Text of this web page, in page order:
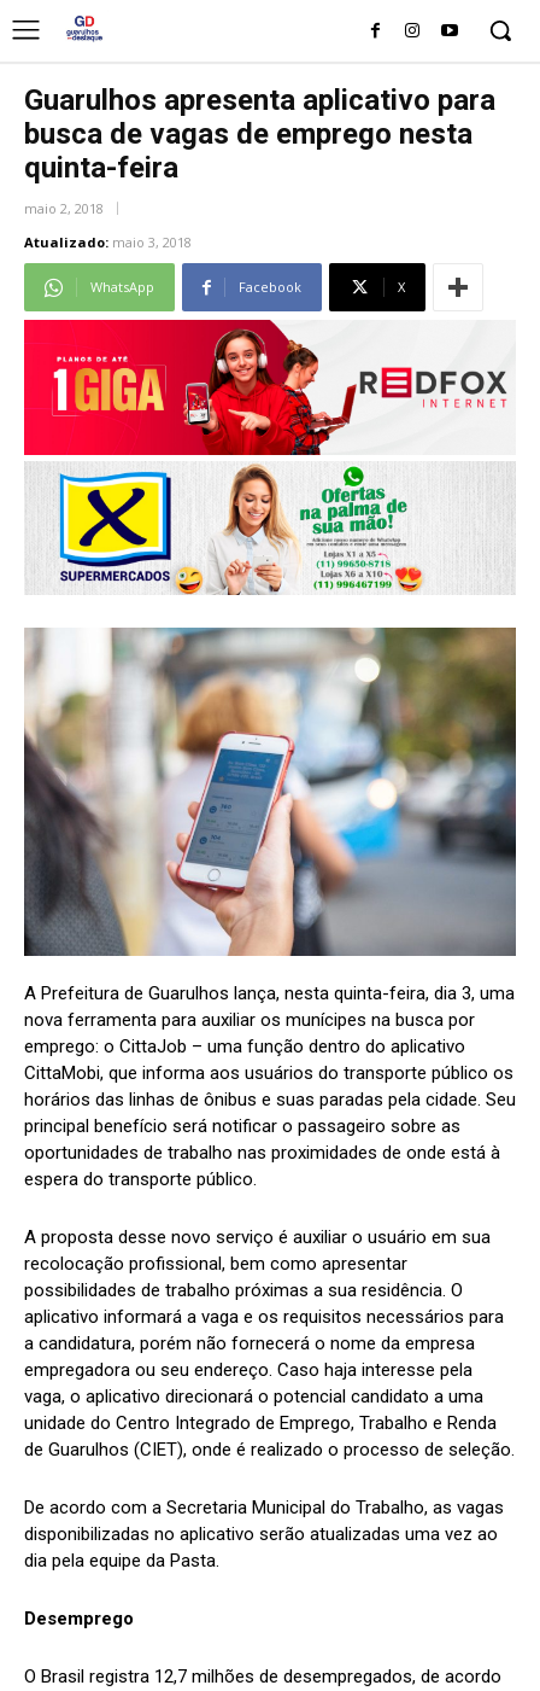
Guarulhos apresenta aplicativo para
busca de vagas de emprego nesta
quinta-feira
maio 2, 2018
Atualizado: maio 3, 2018
WhatsApp Facebook X
A Prefeitura de Guarulhos lança, nesta quinta-feira, dia 3, uma
nova ferramenta para auxiliar os munícipes na busca por
emprego: o CittaJob – uma função dentro do aplicativo
CittaMobi, que informa aos usuários do transporte público os
horários das linhas de ônibus e suas paradas pela cidade. Seu
principal benefício será notificar o passageiro sobre as
oportunidades de trabalho nas proximidades de onde está à
espera do transporte público.
A proposta desse novo serviço é auxiliar o usuário em sua
recolocação profissional, bem como apresentar
possibilidades de trabalho próximas a sua residência. O
aplicativo informará a vaga e os requisitos necessários para
a candidatura, porém não fornecerá o nome da empresa
empregadora ou seu endereço. Caso haja interesse pela
vaga, o aplicativo direcionará o potencial candidato a uma
unidade do Centro Integrado de Emprego, Trabalho e Renda
de Guarulhos (CIET), onde é realizado o processo de seleção.
De acordo com a Secretaria Municipal do Trabalho, as vagas
disponibilizadas no aplicativo serão atualizadas uma vez ao
dia pela equipe da Pasta.
Desemprego
O Brasil registra 12,7 milhões de desempregados, de acordo